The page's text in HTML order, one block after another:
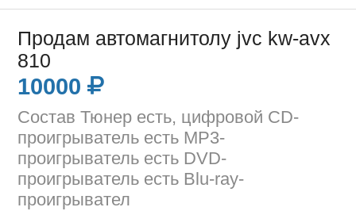
Продам автомагнитолу jvc kw-avx
810
10000
Состав Тюнер есть, цифровой CD-
проигрыватель есть MP3-
проигрыватель есть DVD-
проигрыватель есть Blu-ray-
проигрывател